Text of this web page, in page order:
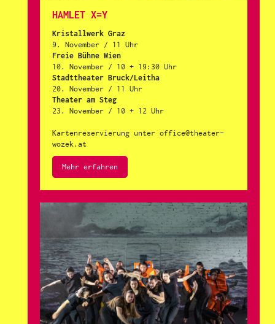
HAMLET X=Y
Kristallwerk Graz
9. November / 11 Uhr
Freie Bühne Wien
10. November / 10 + 19:30 Uhr
Stadttheater Bruck/Leitha
20. November / 11 Uhr
Theater am Steg
23. November / 10 + 12 Uhr
Kartenreservierung unter office@theater-
wozek.at
Mehr erfahren